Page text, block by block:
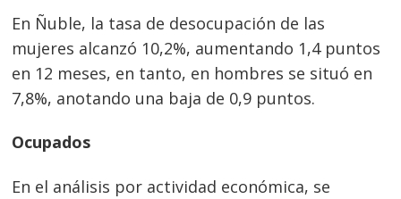
En Ñuble, la tasa de desocupación de las
mujeres alcanzó 10,2%, aumentando 1,4 puntos
en 12 meses, en tanto, en hombres se situó en
7,8%, anotando una baja de 0,9 puntos.
Ocupados
En el análisis por actividad económica, se